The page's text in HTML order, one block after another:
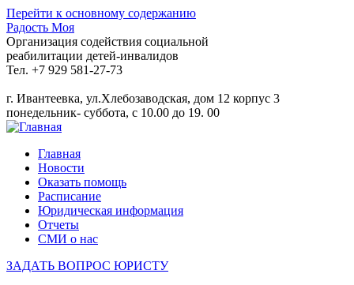
Перейти к основному содержанию
Радость Моя
Организация содействия социальной
реабилитации детей-инвалидов
Тел. +7 929 581-27-73
г. Ивантеевка, ул.Хлебозаводская, дом 12 корпус 3
понедельник- суббота, с 10.00 до 19. 00
Главная
Новости
Оказать помощь
Расписание
Юридическая информация
Отчеты
СМИ о нас
ЗАДАТЬ ВОПРОС ЮРИСТУ